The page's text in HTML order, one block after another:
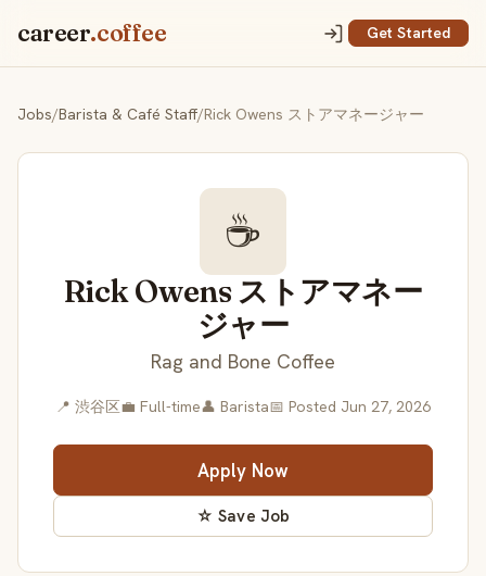
career.coffee Get Started
Jobs/Barista & Café Staff/Rick Owens ストアマネージャー
☕
Rick Owens ストアマネー
ジャー
Rag and Bone Coffee
📍 渋谷区💼 Full-time👤 Barista📅 Posted Jun 27, 2026
Apply Now
☆ Save Job